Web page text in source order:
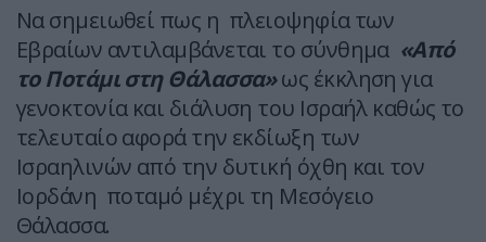
Να σημειωθεί πως η πλειοψηφία των
Εβραίων αντιλαμβάνεται το σύνθημα «Από
το Ποτάμι στη Θάλασσα»ως έκκληση για
γενοκτονία και διάλυση του Ισραήλ καθώς το
τελευταίο αφορά την εκδίωξη των
Ισραηλινών από την δυτική όχθη και τον
Ιορδάνη ποταμό μέχρι τη Μεσόγειο
Θάλασσα.